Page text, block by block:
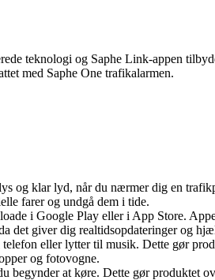
teknologi og Saphe Link-appen
med Saphe One trafikalarmen.
og klar lyd, når du nærmer dig en
farer og undgå dem i tide.
i Google Play eller i App Store.
giver dig realtidsopdateringer og
eller lytter til musik. Dette gør
og fotovogne.
begynder at køre. Dette gør produktet